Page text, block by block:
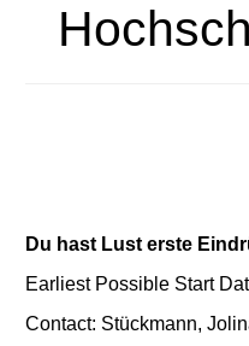
Du hast Lust erste
Earliest Possible Start
Contact: Stückmann,